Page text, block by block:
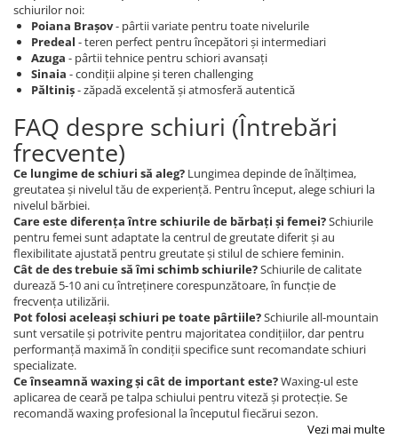
schiurilor noi:
Poiana Brașov- pârtii variate pentru toate nivelurile
Predeal - teren perfect pentru începători și intermediari
Azuga - pârtii tehnice pentru schiori avansați
Sinaia - condiții alpine și teren challenging
Păltiniș- zăpadă excelentă și atmosferă autentică
FAQ despre schiuri (Întrebări
frecvente)
Ce lungime de schiuri să aleg? Lungimea depinde de înălțimea,
greutatea și nivelul tău de experiență. Pentru început, alege schiuri la
nivelul bărbiei.
Care este diferența între schiurile de bărbați și femei?Schiurile
pentru femei sunt adaptate la centrul de greutate diferit și au
flexibilitate ajustată pentru greutate și stilul de schiere feminin.
Cât de des trebuie să îmi schimb schiurile?Schiurile de calitate
durează 5-10 ani cu întreținere corespunzătoare, în funcție de
frecvența utilizării.
Pot folosi aceleași schiuri pe toate pârtiile?Schiurile all-mountain
sunt versatile și potrivite pentru majoritatea condițiilor, dar pentru
performanță maximă în condiții specifice sunt recomandate schiuri
specializate.
Ce înseamnă waxing și cât de important este?Waxing-ul este
aplicarea de ceară pe talpa schiului pentru viteză și protecție. Se
recomandă waxing profesional la începutul fiecărui sezon.
Vezi mai multe